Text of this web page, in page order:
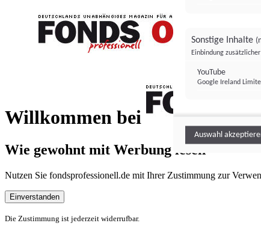
Willkommen bei
FONDS
Wie gewohnt mit Werbung lesen
Nutzen Sie fondsprofessionell.de mit Ihrer Zustimmung zur
Einverstanden
Die Zustimmung ist jederzeit widerrufbar.
Sonstige Inhalte
Einbindung
YouTube
Google Ireland
Auswahl